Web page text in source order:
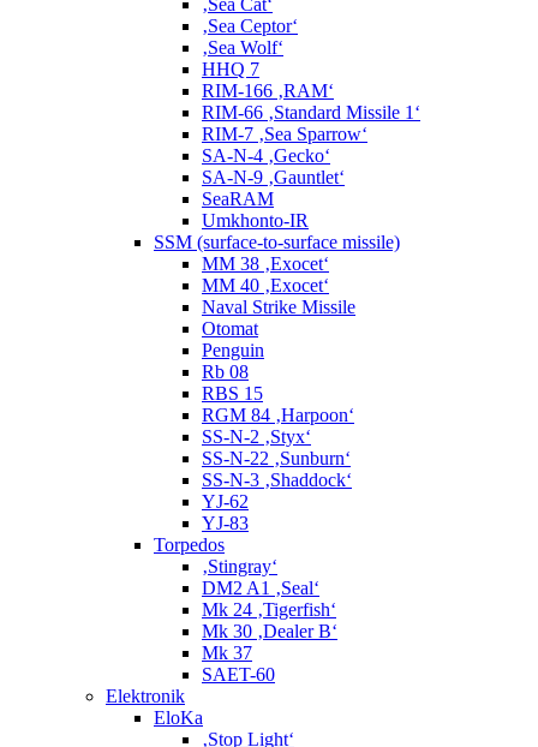
‚Sea Cat‘
‚Sea Ceptor‘
‚Sea Wolf‘
HHQ 7
RIM-166 ‚RAM‘
RIM-66 ‚Standard Missile 1‘
RIM-7 ‚Sea Sparrow‘
SA-N-4 ‚Gecko‘
SA-N-9 ‚Gauntlet‘
SeaRAM
Umkhonto-IR
SSM (surface-to-surface missile)
MM 38 ‚Exocet‘
MM 40 ‚Exocet‘
Naval Strike Missile
Otomat
Penguin
Rb 08
RBS 15
RGM 84 ‚Harpoon‘
SS-N-2 ‚Styx‘
SS-N-22 ‚Sunburn‘
SS-N-3 ‚Shaddock‘
YJ-62
YJ-83
Torpedos
‚Stingray‘
DM2 A1 ‚Seal‘
Mk 24 ‚Tigerfish‘
Mk 30 ‚Dealer B‘
Mk 37
SAET-60
Elektronik
EloKa
‚Stop Light‘